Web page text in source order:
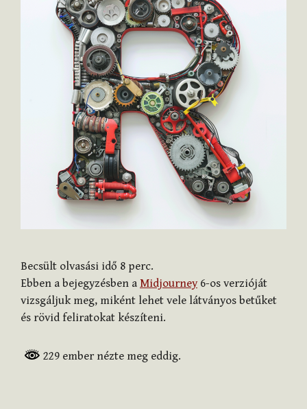
Becsült olvasási idő 8 perc.
Ebben a bejegyzésben a Midjourney6-os verzióját
vizsgáljuk meg, miként lehet vele látványos betűket
és rövid feliratokat készíteni.
229 ember nézte meg eddig.